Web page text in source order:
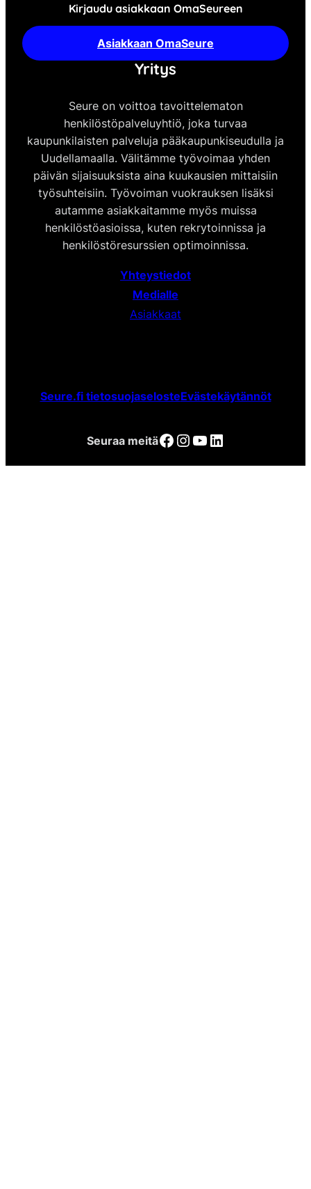
Kirjaudu asiakkaan OmaSeureen
Asiakkaan OmaSeure
Yritys
Seure on voittoa tavoittelematon
henkilöstöpalveluyhtiö, joka turvaa
kaupunkilaisten palveluja pääkaupunkiseudulla ja
Uudellamaalla. Välitämme työvoimaa yhden
päivän sijaisuuksista aina kuukausien mittaisiin
työsuhteisiin. Työvoiman vuokrauksen lisäksi
autamme asiakkaitamme myös muissa
henkilöstöasioissa, kuten rekrytoinnissa ja
henkilöstöresurssien optimoinnissa.
Yhteystiedot
Medialle
Asiakkaat
Seure.fi tietosuojaselosteEvästekäytännöt
Seuraa meitäFacebook Instagram YouTube LinkedIn